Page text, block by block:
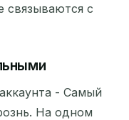
связываются с
- Самый
На одном